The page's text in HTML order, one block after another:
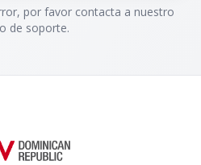
por favor contacta a nuestro
de soporte.